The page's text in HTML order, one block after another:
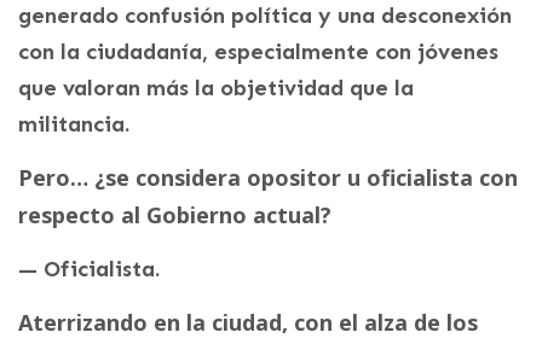
generado confusión política y una desconexión
con la ciudadanía, especialmente con jóvenes
que valoran más la objetividad que la
militancia.
Pero… ¿se considera opositor u oficialista con
respecto al Gobierno actual?
— Oficialista.
Aterrizando en la ciudad, con el alza de los